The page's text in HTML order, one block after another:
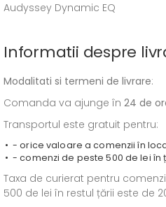
Audyssey Dynamic EQ
Informatii despre
Modalitati si termeni de livrare:
Comanda va ajunge în 24 de
Transportul este gratuit pentru:
- orice valoare a comenzii în
- comenzi de peste 500 de lei în
Taxa de curierat pentru
500 de lei în restul țării este de